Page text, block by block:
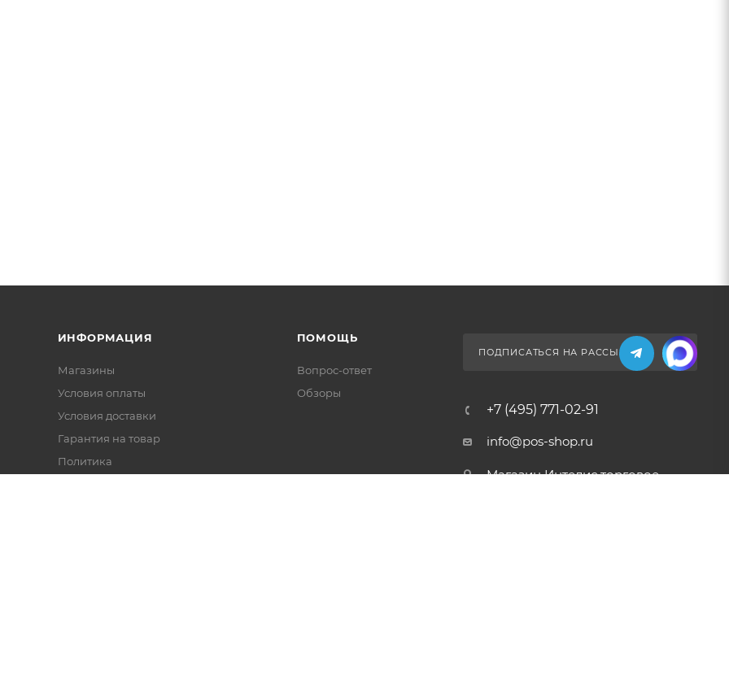
ИНФОРМАЦИЯ
Магазины
Условия оплаты
Условия доставки
Гарантия на товар
Политика
ПОМОЩЬ
Вопрос-ответ
Обзоры
ПОДПИСАТЬСЯ НА РАССЫЛКУ
+7 (495) 771-02-91
info@pos-shop.ru
Магазин Интелис торговое